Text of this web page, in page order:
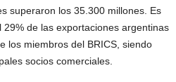
superaron los 35.300 millones. Es
de las exportaciones argentinas
los miembros del BRICS, siendo
socios comerciales.